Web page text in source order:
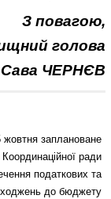
З повагою,
голова
Сава ЧЕРНЄВ
жовтня заплановане
Координаційної ради
податкових та
до бюджету